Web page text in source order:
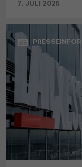
7. JULI 2026